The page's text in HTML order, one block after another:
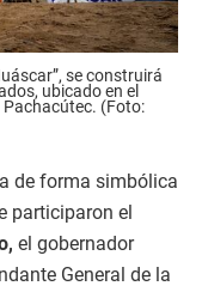
se construirá
ubicado en el
(Foto:
de forma simbólica
participaron el
el gobernador
General de la